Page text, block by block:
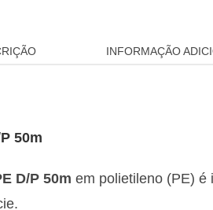
INFORMAÇÃO
50m
D/P 50m em polietileno (PE) é